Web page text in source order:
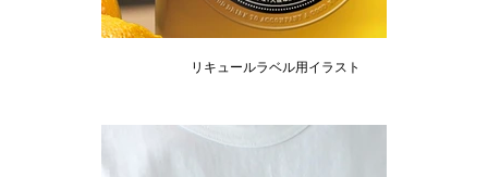
リキュールラベル用イラスト